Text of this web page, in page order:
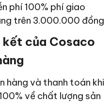
phí 100% phí giao
trên 3.000.000 đồng
của Cosaco
hàng và thanh toán khi
về chất lượng sản